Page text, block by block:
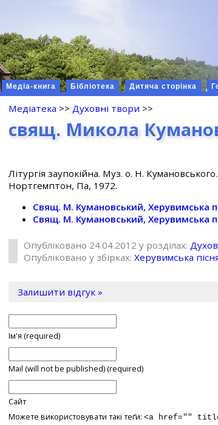
Медіа-книга Бібліотека Дитяча сторінка
Медіатека >>Духовні твори >>
свящ. Микола
Лiтургiя заупокiйна. Муз. о. Н.
Нортгемптон, Па, 1972.
Свящ. М. Кумановський, Херувимська
Свящ. М. Кумановський, Херувимська
Опубліковано 24.04.2012 у розділах:
Опубліковано у збірках:Херувимська
Залишити відгук »
Ім'я (required)
Mail (will not be published) (required)
Сайт
Можете використовувати такі теґи:<a href=""